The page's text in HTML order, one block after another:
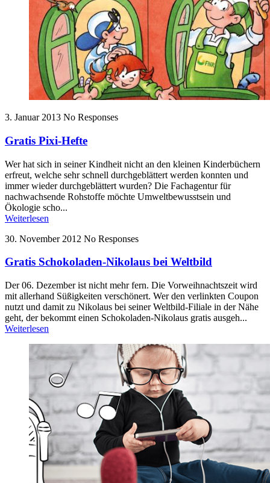
3. Januar 2013 No Responses
Gratis Pixi-Hefte
Wer hat sich in seiner Kindheit nicht an den kleinen Kinderbüchern
erfreut, welche sehr schnell durchgeblättert werden konnten und
immer wieder durchgeblättert wurden? Die Fachagentur für
nachwachsende Rohstoffe möchte Umweltbewusstsein und
Ökologie scho...
Weiterlesen
30. November 2012 No Responses
Gratis Schokoladen-Nikolaus bei Weltbild
Der 06. Dezember ist nicht mehr fern. Die Vorweihnachtszeit wird
mit allerhand Süßigkeiten verschönert. Wer den verlinkten Coupon
nutzt und damit zu Nikolaus bei seiner Weltbild-Filiale in der Nähe
geht, der bekommt einen Schokoladen-Nikolaus gratis ausgeh...
Weiterlesen